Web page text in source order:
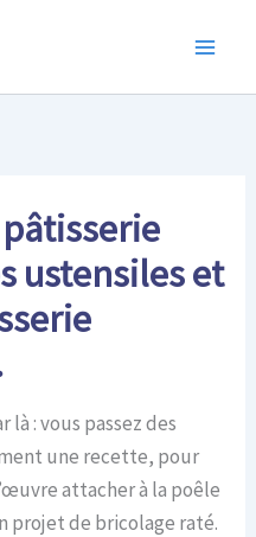
ustensiles et
là : vous passez des
une recette, pour
attacher à la poêle
projet de bricolage raté.